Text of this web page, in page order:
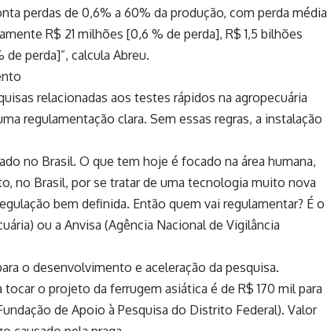
perdas de 0,6% a 60% da produção, com perda média
R$ 21 milhões [0,6 % de perda], R$ 1,5 bilhões
perda]”, calcula Abreu.
relacionadas aos testes rápidos na agropecuária
regulamentação clara. Sem essas regras, a instalação
no Brasil. O que tem hoje é focado na área humana,
no Brasil, por se tratar de uma tecnologia muito nova
bem definida. Então quem vai regulamentar? É o
ou a Anvisa (Agência Nacional de Vigilância
o desenvolvimento e aceleração da pesquisa.
o projeto da ferrugem asiática é de R$ 170 mil para
de Apoio à Pesquisa do Distrito Federal). Valor